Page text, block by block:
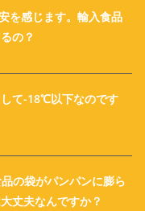
を感じます。輸入食品
の？
て-18℃以下なのです
の袋がパンパンに膨ら
丈夫なんですか？